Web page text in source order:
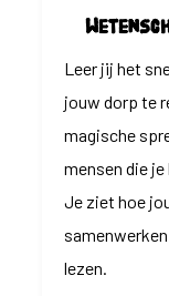
Leer jij het
jouw dorp te
magische
mensen die
Je ziet hoe
lezen.